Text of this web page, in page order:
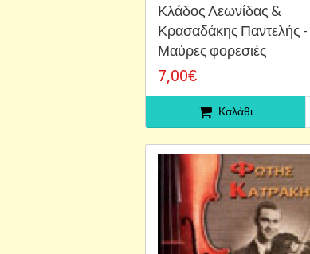
Κλάδος Λεωνίδας &
Κρασαδάκης Παντελής -
Μαύρες φορεσιές
7,00€
Καλάθι